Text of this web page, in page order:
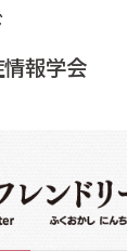
報学会